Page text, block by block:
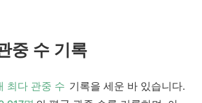
중 수 기록
최다 관중 수 기록을 세운 바 있습니다.